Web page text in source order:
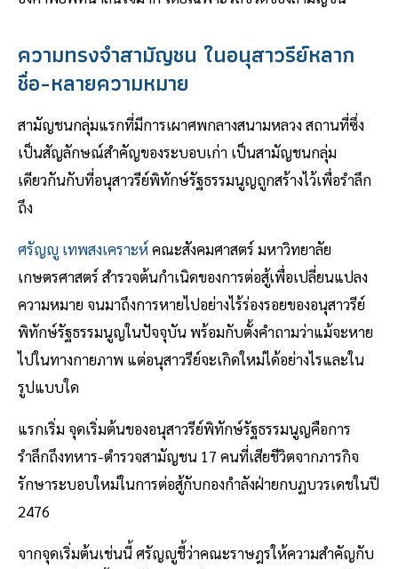
ความทรงจำสามัญชน ในอนุสาวรีย์หลาก
ชื่อ-หลายความหมาย
สามัญชนกลุ่มแรกที่มีการเผาศพกลางสนามหลวง สถานที่ซึ่ง
เป็นสัญลักษณ์สำคัญของระบอบเก่า เป็นสามัญชนกลุ่ม
เดียวกันกับที่อนุสาวรีย์พิทักษ์รัฐธรรมนูญถูกสร้างไว้เพื่อรำลึก
ถึง
ศรัญญู เทพสงเคราะห์ คณะสังคมศาสตร์ มหาวิทยาลัย
เกษตรศาสตร์ สำรวจต้นกำเนิดของการต่อสู้เพื่อเปลี่ยนแปลง
ความหมาย จนมาถึงการหายไปอย่างไร้ร่องรอยของอนุสาวรีย์
พิทักษ์รัฐธรรมนูญในปัจจุบัน พร้อมกับตั้งคำถามว่าแม้จะหาย
ไปในทางกายภาพ แต่อนุสาวรีย์จะเกิดใหม่ได้อย่างไรและใน
รูปแบบใด
แรกเริ่ม จุดเริ่มต้นของอนุสาวรีย์พิทักษ์รัฐธรรมนูญคือการ
รำลึกถึงทหาร-ตำรวจสามัญชน 17 คนที่เสียชีวิตจากภารกิจ
รักษาระบอบใหม่ในการต่อสู้กับกองกำลังฝ่ายกบฏบวรเดชในปี
2476
จากจุดเริ่มต้นเช่นนี้ ศรัญญูชี้ว่าคณะราษฎรให้ความสำคัญกับ